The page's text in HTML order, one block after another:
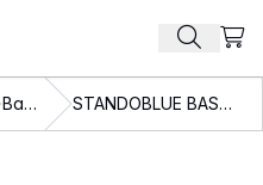
Zoek
Basislakken STANDOBLUE BASECOAT MIX 111 WHITE PEARL